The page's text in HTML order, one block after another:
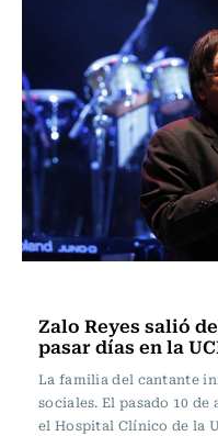
Zalo Reyes salió
pasar días en la
La familia del cantante
sociales. El pasado 10
el Hospital Clínico de la